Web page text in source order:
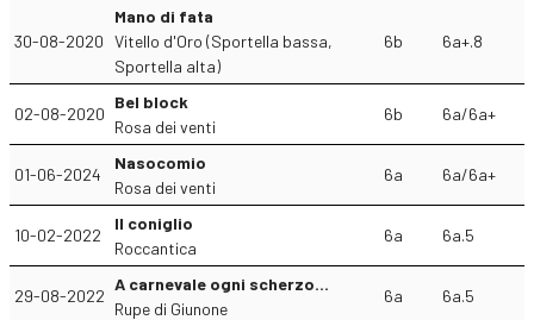
30-08-2020
Mano di fata
Vitello d'Oro (Sportella bassa,
Sportella alta)
6b 6a+.8
02-08-2020
Bel block
Rosa dei venti
6b 6a/6a+
01-06-2024
Nasocomio
Rosa dei venti
6a 6a/6a+
10-02-2022
Il coniglio
Roccantica
6a 6a.5
29-08-2022
A carnevale ogni scherzo...
Rupe di Giunone
6a 6a.5